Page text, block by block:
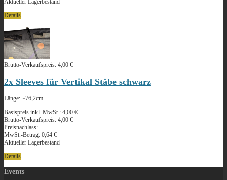
Aktueller Lagerbestand
Details
Brutto-Verkaufspreis: 4,00 €
2x Sleeves für Vertikal Stäbe schwarz
Länge: ~76,2cm
Basispreis inkl. MwSt.: 4,00 €
Brutto-Verkaufspreis: 4,00 €
Preisnachlass:
MwSt.-Betrag: 0,64 €
Aktueller Lagerbestand
Details
Events